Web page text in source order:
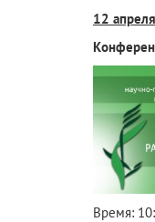
12 апреля
Время: